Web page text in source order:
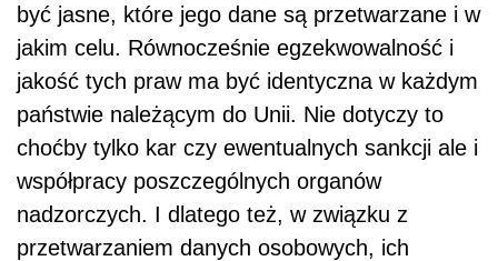
być jasne, które jego dane są przetwarzane i w
jakim celu. Równocześnie egzekwowalność i
jakość tych praw ma być identyczna w każdym
państwie należącym do Unii. Nie dotyczy to
choćby tylko kar czy ewentualnych sankcji ale i
współpracy poszczególnych organów
nadzorczych. I dlatego też, w związku z
przetwarzaniem danych osobowych, ich